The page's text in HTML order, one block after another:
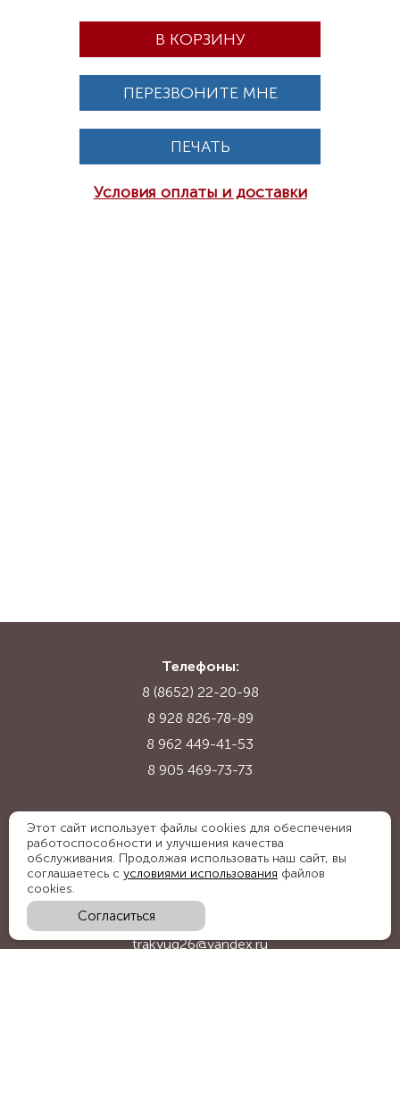
В КОРЗИНУ
ПЕРЕЗВОНИТЕ МНЕ
ПЕЧАТЬ
Условия оплаты и доставки
Телефоны:
8 (8652) 22-20-98
8 928 826-78-89
8 962 449-41-53
8 905 469-73-73
Адрес:
Ставропольский край, с. Надежда,
ул. Промышленная, 1Б
trakyug26@yandex.ru
Этот сайт использует файлы cookies для обеспечения
работоспособности и улучшения качества
обслуживания. Продолжая использовать наш сайт, вы
соглашаетесь с условиями использования файлов
cookies.
Согласиться